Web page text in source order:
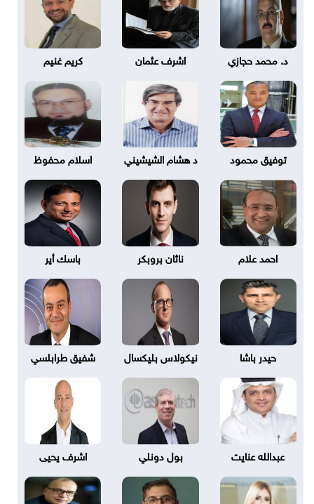
د. محمد حجازي اشرف عثمان كريم غنيم
توفيق محمود د هشام الشيشيني اسلام محفوظ
احمد علام ناثان بروبكر باسك أير
حيدر باشا نيكولاس بليكسال شفيق طرابلسي
عبدالله عنايت بول دونلي اشرف يحيى